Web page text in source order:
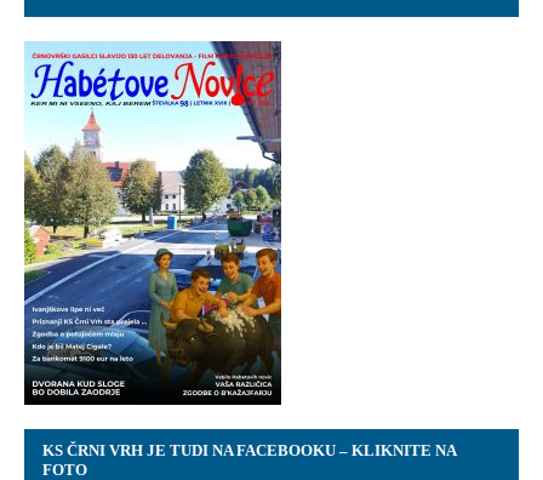
KS ČRNI VRH JE TUDI NA FACEBOOKU – KLIKNITE NA
FOTO